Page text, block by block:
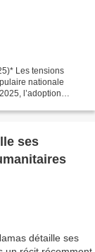
Les tensions
nationale
l’adoption
ses